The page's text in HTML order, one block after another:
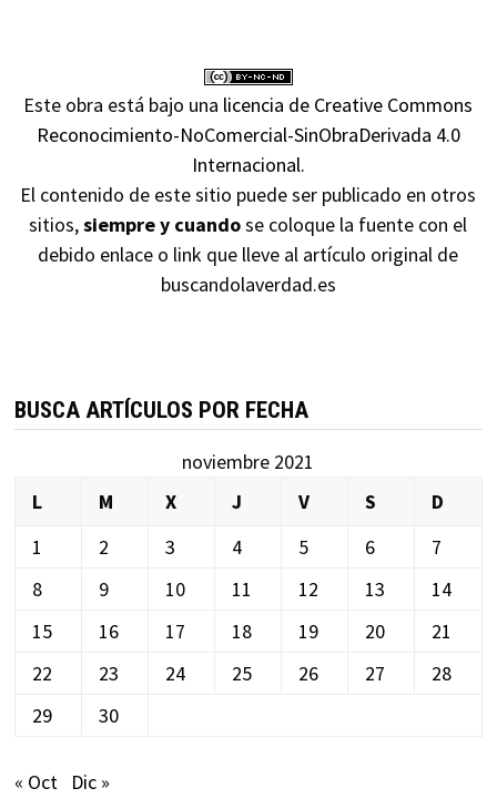
Este obra está bajo una licencia de Creative Commons
Reconocimiento-NoComercial-SinObraDerivada 4.0
Internacional.
El contenido de este sitio puede ser publicado en otros
sitios,siempre y cuandose coloque la fuente con el
debido enlace o link que lleve al artículo original de
buscandolaverdad.es
BUSCA ARTÍCULOS POR FECHA
noviembre 2021
L
M X J V S
D
1
2 3 4 5 6
7
8
9 10 11 12 13
14
15
16 17 18 19 20
21
22
23 24 25 26 27
28
29
30
« Oct Dic »